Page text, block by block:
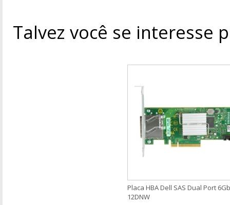
Talvez você se interesse
Placa HBA Dell SAS Dual Port
12DNW